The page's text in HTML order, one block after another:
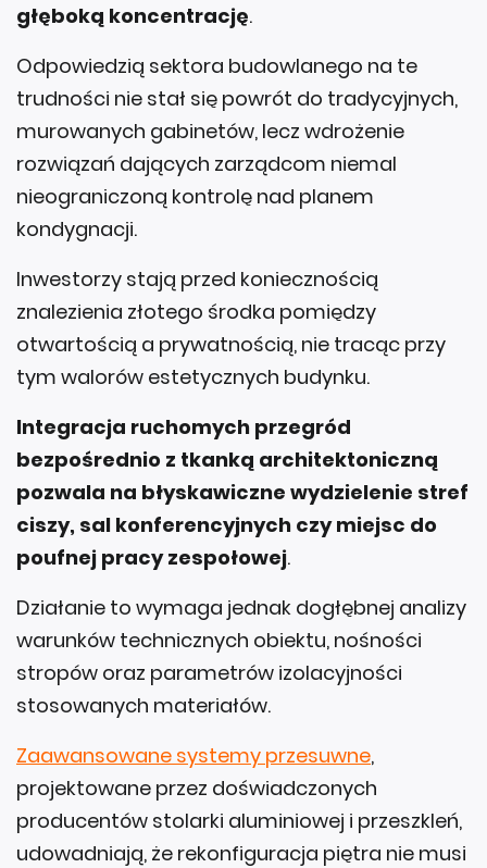
głęboką koncentrację.
Odpowiedzią sektora budowlanego na te
trudności nie stał się powrót do tradycyjnych,
murowanych gabinetów, lecz wdrożenie
rozwiązań dających zarządcom niemal
nieograniczoną kontrolę nad planem
kondygnacji.
Inwestorzy stają przed koniecznością
znalezienia złotego środka pomiędzy
otwartością a prywatnością, nie tracąc przy
tym walorów estetycznych budynku.
Integracja ruchomych przegród
bezpośrednio z tkanką architektoniczną
pozwala na błyskawiczne wydzielenie stref
ciszy, sal konferencyjnych czy miejsc do
poufnej pracy zespołowej.
Działanie to wymaga jednak dogłębnej analizy
warunków technicznych obiektu, nośności
stropów oraz parametrów izolacyjności
stosowanych materiałów.
Zaawansowane systemy przesuwne,
projektowane przez doświadczonych
producentów stolarki aluminiowej i przeszkleń,
udowadniają, że rekonfiguracja piętra nie musi